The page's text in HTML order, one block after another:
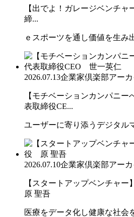
【出でよ！ガレージベンチ
締...
ｅスポーツを通し価値を生み
2026.07.13企業家倶楽部アー
【モチベーションカンパニ
表取締役CE...
ユーザーに寄り添うデジタル
2026.07.10企業家倶楽部アー
【スタートアップベンチャ
原 聖吾
医療をデータ化し健康な社会